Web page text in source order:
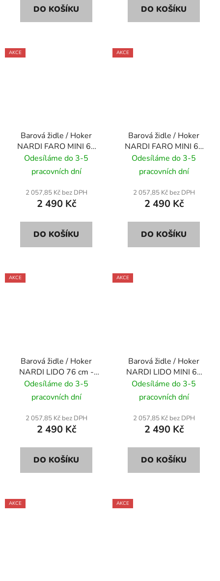
DO KOŠÍKU DO KOŠÍKU
AKCE
Barová židle / Hoker
NARDI FARO MINI 65
cm - bianco/ bílá
Odesíláme do 3-5
pracovních dní
2 057,85 Kč bez DPH
2 490 Kč
DO KOŠÍKU
AKCE
Barová židle / Hoker
NARDI FARO MINI 65
cm - celeste/ světle
modrá
Odesíláme do 3-5
pracovních dní
2 057,85 Kč bez DPH
2 490 Kč
DO KOŠÍKU
AKCE
Barová židle / Hoker
NARDI LIDO 76 cm -
agave/ zelená
Odesíláme do 3-5
pracovních dní
2 057,85 Kč bez DPH
2 490 Kč
DO KOŠÍKU
AKCE
Barová židle / Hoker
NARDI LIDO MINI 65
cm - agave/ zelená
Odesíláme do 3-5
pracovních dní
2 057,85 Kč bez DPH
2 490 Kč
DO KOŠÍKU
AKCE AKCE